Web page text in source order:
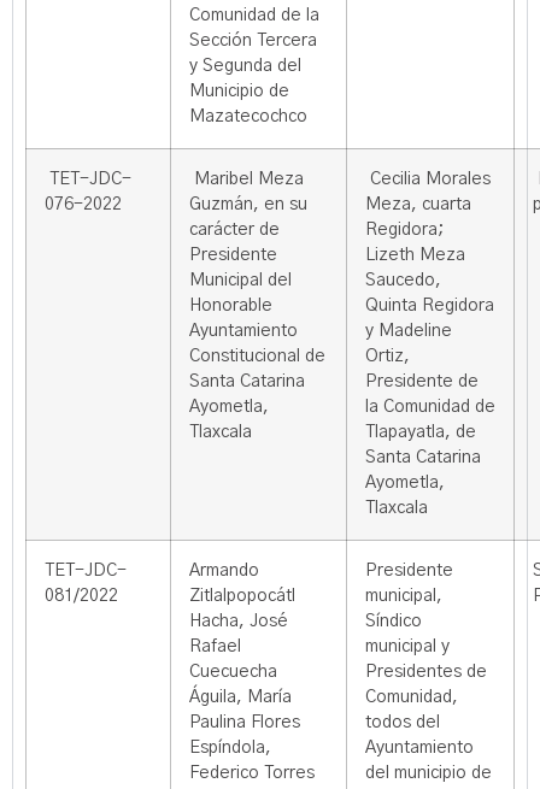
Comunidad de la
Sección Tercera
y Segunda del
Municipio de
Mazatecochco
TET-JDC-
076-2022
Maribel Meza
Guzmán, en su
carácter de
Presidente
Municipal del
Honorable
Ayuntamiento
Constitucional de
Santa Catarina
Ayometla,
Tlaxcala
Cecilia Morales
Meza, cuarta
Regidora;
Lizeth Meza
Saucedo,
Quinta Regidora
y Madeline
Ortiz,
Presidente de
la Comunidad de
Tlapayatla, de
Santa Catarina
Ayometla,
Tlaxcala
TET-JDC-
081/2022
Armando
Zitlalpopocátl
Hacha, José
Rafael
Cuecuecha
Águila, María
Paulina Flores
Espíndola,
Federico Torres
Presidente
municipal,
Síndico
municipal y
Presidentes de
Comunidad,
todos del
Ayuntamiento
del municipio de